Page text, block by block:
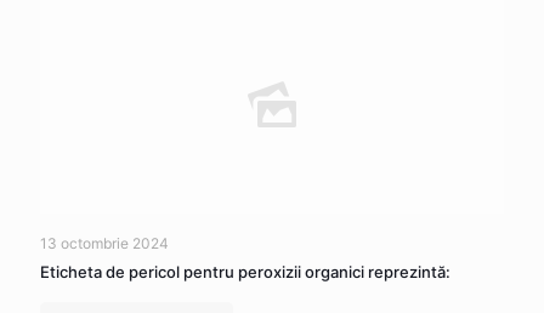
13 octombrie 2024
Eticheta de pericol pentru peroxizii organici reprezintă: